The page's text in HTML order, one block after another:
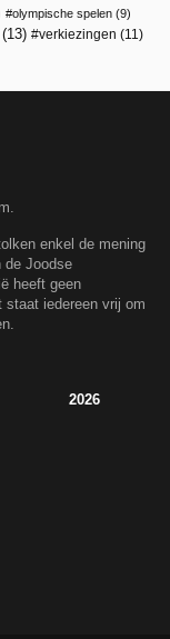
olympische spelen (9)
(13) verkiezingen (11)
enkel de mening
de Joodse
heeft geen
staat iedereen vrij om
2026